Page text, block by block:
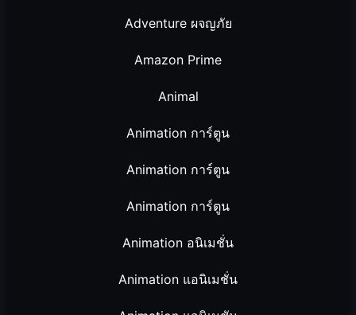
Adventure ผจญภัย
Amazon Prime
Animal
Animation การ์ตูน
Animation การ์ตูน
Animation การ์ตูน
Animation อนิเมชั่น
Animation แอนิเมชั่น